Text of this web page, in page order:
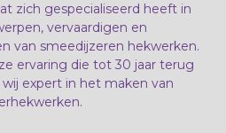
zich gespecialiseerd heeft in
vervaardigen en
van smeedijzeren hekwerken.
ervaring die tot 30 jaar terug
expert in het maken van